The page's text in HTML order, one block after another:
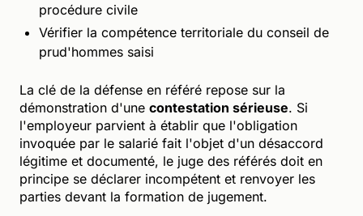
procédure civile
Vérifier la compétence territoriale du conseil de
prud'hommes saisi
La clé de la défense en référé repose sur la
démonstration d'une contestation sérieuse. Si
l'employeur parvient à établir que l'obligation
invoquée par le salarié fait l'objet d'un désaccord
légitime et documenté, le juge des référés doit en
principe se déclarer incompétent et renvoyer les
parties devant la formation de jugement.